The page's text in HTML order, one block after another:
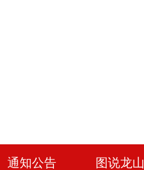
通知公告 图说龙山